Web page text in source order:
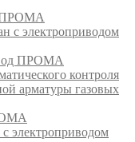
ПРОМА
c электроприводом
ПРОМА
контроля
арматуры газовых
с электроприводом